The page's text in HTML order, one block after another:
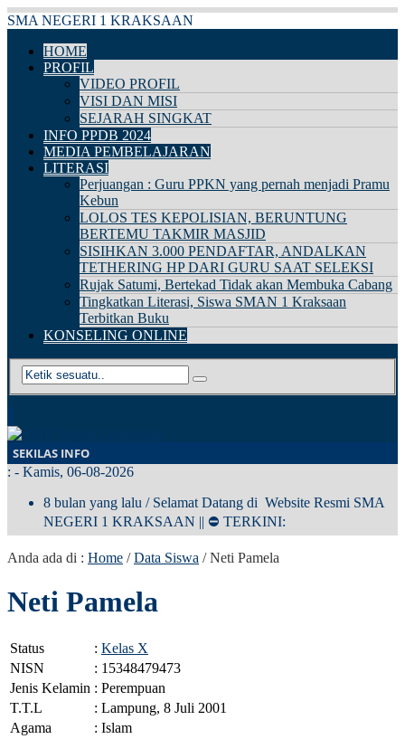
SMA NEGERI 1 KRAKSAAN
HOME
PROFIL
VIDEO PROFIL
VISI DAN MISI
SEJARAH SINGKAT
INFO PPDB 2024
MEDIA PEMBELAJARAN
LITERASI
Perjuangan : Guru PPKN yang pernah menjadi Pramu
Kebun
LOLOS TES KEPOLISIAN, BERUNTUNG
BERTEMU TAKMIR MASJID
SISIHKAN 3.000 PENDAFTAR, ANDALKAN
TETHERING HP DARI GURU SAAT SELEKSI
Rujak Satumi, Bertekad Tidak akan Membuka Cabang
Tingkatkan Literasi, Siswa SMAN 1 Kraksaan
Terbitkan Buku
KONSELING ONLINE
SEKILAS INFO
: - Kamis, 06-08-2026
8 bulan yang lalu / Selamat Datang di Website Resmi SMA
NEGERI 1 KRAKSAAN || ⛔ TERKINI:
Anda ada di : Home /Data Siswa /Neti Pamela
Neti Pamela
Status : Kelas X
NISN
: 15348479473
Jenis Kelamin : Perempuan
T.T.L
: Lampung, 8 Juli 2001
Agama
: Islam